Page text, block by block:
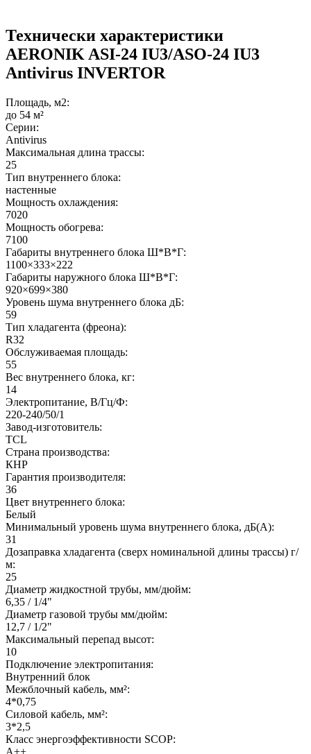
Технически характеристики
AERONIK ASI-24 IU3/ASO-24 IU3
Antivirus INVERTOR
Площадь, м2:
до 54 м²
Серии:
Antivirus
Максимальная длина трассы:
25
Тип внутреннего блока:
настенные
Мощность охлаждения:
7020
Мощность обогрева:
7100
Габариты внутреннего блока Ш*В*Г:
1100×333×222
Габариты наружного блока Ш*В*Г:
920×699×380
Уровень шума внутреннего блока дБ:
59
Тип хладагента (фреона):
R32
Обслуживаемая площадь:
55
Вес внутреннего блока, кг:
14
Электропитание, В/Гц/Ф:
220-240/50/1
Завод-изготовитель:
TCL
Страна производства:
КНР
Гарантия производителя:
36
Цвет внутреннего блока:
Белый
Минимальный уровень шума внутреннего блока, дБ(А):
31
Дозаправка хладагента (сверх номинальной длины трассы) г/
м:
25
Диаметр жидкостной трубы, мм/дюйм:
6,35 / 1/4"
Диаметр газовой трубы мм/дюйм:
12,7 / 1/2"
Максимальный перепад высот:
10
Подключение электропитания:
Внутренний блок
Межблочный кабель, мм²:
4*0,75
Силовой кабель, мм²:
3*2,5
Класс энергоэффективности SCOP:
A++